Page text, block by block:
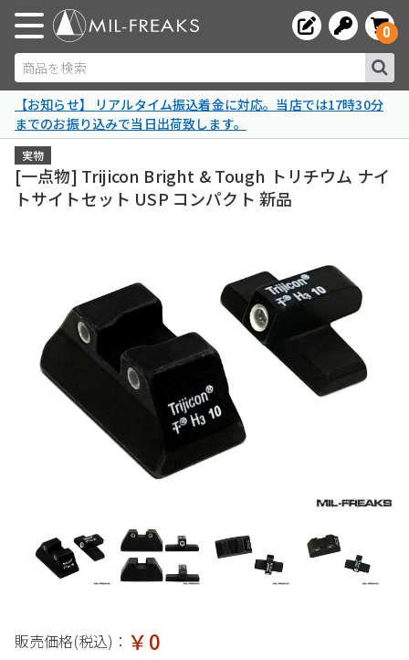
商品を検索
0
【お知らせ】 リアルタイム振込着金に対応。当店では17時30分
までのお振り込みで当日出荷致します。
実物
[一点物] Trijicon Bright & Tough トリチウム ナイ
トサイトセット USP コンパクト 新品
販売価格(税込)： ￥0